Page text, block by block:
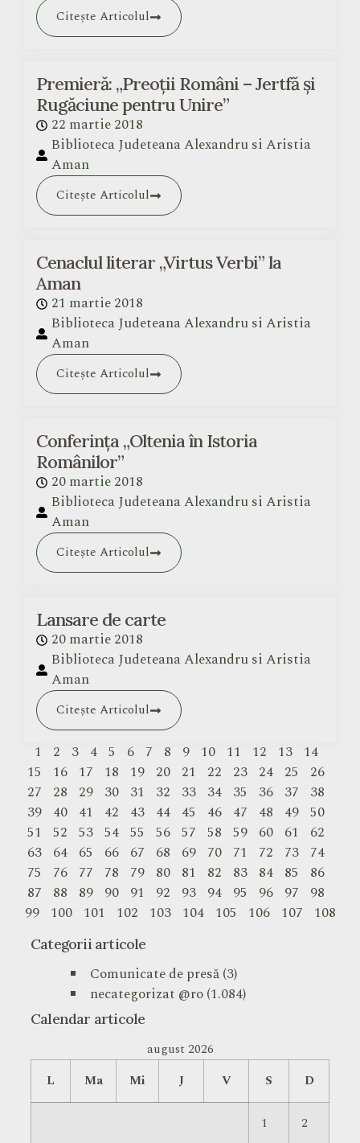
Citește Articolul
Premieră: „Preoții Români – Jertfă și
Rugăciune pentru Unire”
22 martie 2018
Biblioteca Judeteana Alexandru si Aristia
Aman
Citește Articolul
Cenaclul literar „Virtus Verbi” la
Aman
21 martie 2018
Biblioteca Judeteana Alexandru si Aristia
Aman
Citește Articolul
Conferința „Oltenia în Istoria
Românilor”
20 martie 2018
Biblioteca Judeteana Alexandru si Aristia
Aman
Citește Articolul
Lansare de carte
20 martie 2018
Biblioteca Judeteana Alexandru si Aristia
Aman
Citește Articolul
1 2 3 4 5 6 7 8 9 10 11 12 13 14
15
16 17 18 19 20 21 22 23 24 25
26
27
28 29 30 31 32 33 34 35 36 37
38
39 40 41 42 43 44 45 46 47 48 49 50
51
52 53 54 55 56 57 58 59 60 61
62
63 64 65 66 67 68 69 70 71 72 73 74
75
76 77 78 79 80 81 82 83 84 85
86
87
88 89 90 91 92 93 94 95 96 97
98
99 100 101 102 103 104 105 106 107 108
Categorii articole
Comunicate de presă(3)
necategorizat @ro(1.084)
Calendar articole
august 2026
L
Ma Mi J V S D
1 2